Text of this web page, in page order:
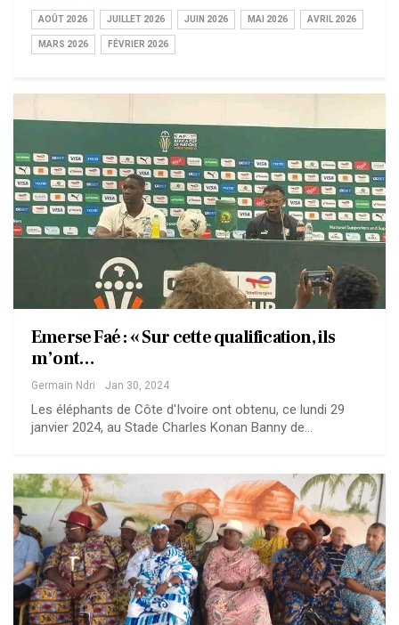
AOÛT 2026 JUILLET 2026 JUIN 2026 MAI 2026 AVRIL 2026
MARS 2026 FÉVRIER 2026
Emerse Faé : « Sur cette qualification, ils
m’ont…
Germain Ndri Jan 30, 2024
Les éléphants de Côte d'Ivoire ont obtenu, ce lundi 29
janvier 2024, au Stade Charles Konan Banny de…